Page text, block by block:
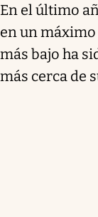
En el último
en un máximo
más bajo ha
más cerca de